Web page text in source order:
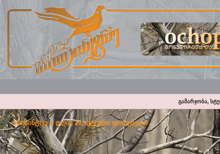
გამარჯობა,
ოჩოპინტრე> დღის 20 აქტიური ფორუმელი